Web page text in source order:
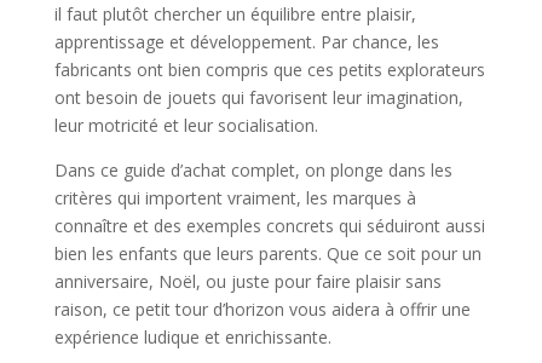
il faut plutôt chercher un équilibre entre plaisir,
apprentissage et développement. Par chance, les
fabricants ont bien compris que ces petits explorateurs
ont besoin de jouets qui favorisent leur imagination,
leur motricité et leur socialisation.
Dans ce guide d’achat complet, on plonge dans les
critères qui importent vraiment, les marques à
connaître et des exemples concrets qui séduiront aussi
bien les enfants que leurs parents. Que ce soit pour un
anniversaire, Noël, ou juste pour faire plaisir sans
raison, ce petit tour d’horizon vous aidera à offrir une
expérience ludique et enrichissante.